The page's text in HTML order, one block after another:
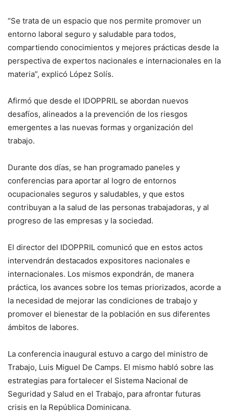
“Se trata de un espacio que nos permite promover un
entorno laboral seguro y saludable para todos,
compartiendo conocimientos y mejores prácticas desde la
perspectiva de expertos nacionales e internacionales en la
materia”, explicó López Solís.
Afirmó que desde el IDOPPRIL se abordan nuevos
desafíos, alineados a la prevención de los riesgos
emergentes a las nuevas formas y organización del
trabajo.
Durante dos días, se han programado paneles y
conferencias para aportar al logro de entornos
ocupacionales seguros y saludables, y que estos
contribuyan a la salud de las personas trabajadoras, y al
progreso de las empresas y la sociedad.
El director del IDOPPRIL comunicó que en estos actos
intervendrán destacados expositores nacionales e
internacionales. Los mismos expondrán, de manera
práctica, los avances sobre los temas priorizados, acorde a
la necesidad de mejorar las condiciones de trabajo y
promover el bienestar de la población en sus diferentes
ámbitos de labores.
La conferencia inaugural estuvo a cargo del ministro de
Trabajo, Luis Miguel De Camps. El mismo habló sobre las
estrategias para fortalecer el Sistema Nacional de
Seguridad y Salud en el Trabajo, para afrontar futuras
crisis en la República Dominicana.